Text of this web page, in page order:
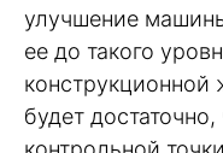
улучшение
ее до такого
конструкционной
будет